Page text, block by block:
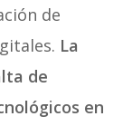
de
La
de
en